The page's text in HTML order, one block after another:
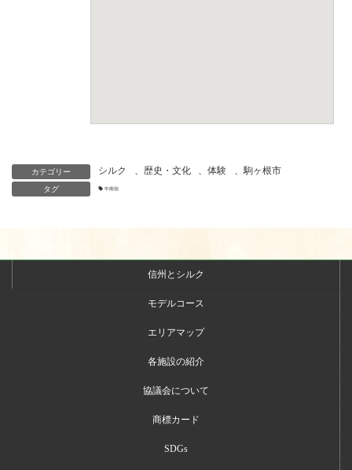
カテゴリー シルク 歴史・文化 、体験 駒ヶ根市
タグ 中南信
信州とシルク
モデルコース
エリアマップ
各施設の紹介
協議会について
商標カード
SDGs